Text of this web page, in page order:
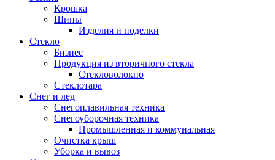
Крошка
Шины
Изделия и поделки
Стекло
Бизнес
Продукция из вторичного стекла
Стекловолокно
Стеклотара
Снег и лед
Снегоплавильная техника
Снегоуборочная техника
Промышленная и коммунальная
Очистка крыш
Уборка и вывоз